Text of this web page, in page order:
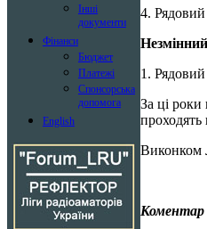
Інші
документи
Фінанси
Бюджет
Платежі
Спонсорська
допомога
English
4.
1.
За ці роки
Виконком